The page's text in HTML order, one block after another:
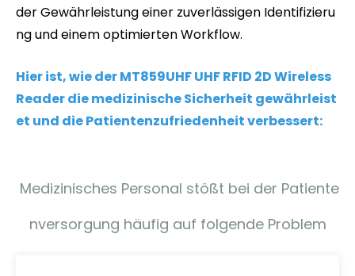
der Gewährleistung einer zuverlässigen Identifizieru
ng und einem optimierten Workflow.
Hier ist, wie der MT859UHF UHF RFID 2D Wireless
Reader die medizinische Sicherheit gewährleist
et und die Patientenzufriedenheit verbessert:
Medizinisches Personal stößt bei der Patiente
nversorgung häufig auf folgende Problem